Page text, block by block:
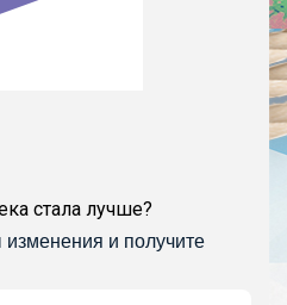
стала лучше?
и получите